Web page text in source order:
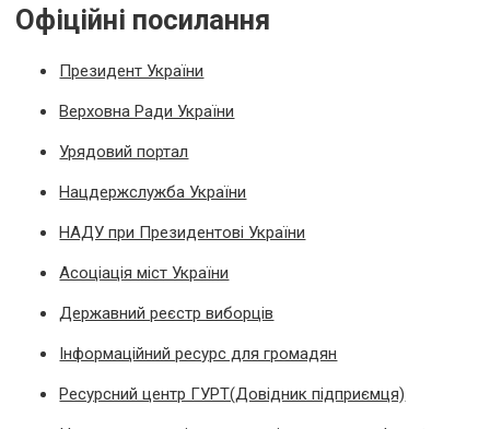
Офіційні посилання
Президент України
Верховна Ради України
Урядовий портал
Нацдержслужба України
НАДУ при Президентові України
Асоціація міст України
Державний реєстр виборців
Інформаційний ресурс для громадян
Ресурсний центр ГУРТ(Довідник підприємця)